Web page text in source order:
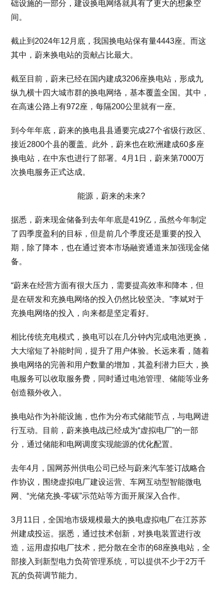
础设施的一部分，建设换电网络就具有了更大的想象空
间。
截止到2024年12月底，我国换电站保有量4443座。而这
其中，蔚来换电站的贡献占比最大。
截至目前，蔚来已经在国内建成3206座换电站，形成九
纵九横十四大城市群的换电网络，基本覆盖全国。其中，
在高速公路上有972座，每隔200公里就有一座。
到今年年底，蔚来的换电县县通要完成27个省级行政区、
接近2800个县的覆盖。此外，蔚来也在欧洲建成60多座
换电站，在中东也进行了部署。4月1日，蔚来第7000万
次换电服务正式达成。
能源，蔚来的未来?
据悉，蔚来现金储备到去年年底是419亿，虽然今年制定
了四季度盈利的目标，但是前几个季度还是重要的投入
期，除了降本，也在通过资本市场融资通道来加强现金储
备。
“蔚来在经营方面有很大压力，需要提高效率和降本，但
是在研发和充换电网络的投入仍然比较坚决。”李斌对于
充换电网络的投入，向来都是坚定看好。
相比传统充电模式，换电可以在几分钟内完成电池更换，
大大缩短了补能时间，提升了用户体验。长远来看，随着
换电网络的完善和用户数量的增加，其盈利潜力巨大，换
电服务可以收取服务费，同时通过电池管理、储能等业务
创造额外收入。
换电站作为补能设施，也作为分布式储能节点，与电网进
行互动。目前，蔚来换电战已经成为“虚拟电厂”的一部
分，通过储能和电网调度实现能源的优化配置。
去年4月，国网苏州供电公司已经与蔚来汽车签订战略合
作协议，围绕虚拟电厂建设运营、车网互动型智能微电
网、“光储充换-零碳”示范站等方面开展深入合作。
3月11日，全国地市级规模最大的换电虚拟电厂在江苏苏
州建成投运。据悉，通过技术创新，对换电装置进行改
造，运用虚拟电厂技术，把分散在全市的68座换电站，全
部接入到新型电力负荷管理系统，可以提供不少于2万千
瓦的负荷调节能力。